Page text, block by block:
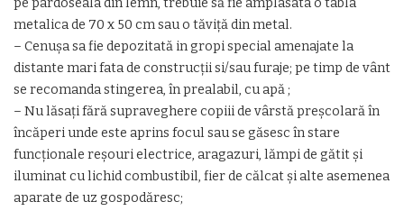
pe pardoseala din lemn, trebuie să fie amplasata o tabla
metalica de 70 x 50 cm sau o tăviţă din metal.
– Cenuşa sa fie depozitată in gropi special amenajate la
distante mari fata de construcţii si/sau furaje; pe timp de vânt
se recomanda stingerea, în prealabil, cu apă ;
– Nu lăsaţi fără supraveghere copiii de vârstă preşcolară în
încăperi unde este aprins focul sau se găsesc în stare
funcţionale reşouri electrice, aragazuri, lămpi de gătit şi
iluminat cu lichid combustibil, fier de călcat şi alte asemenea
aparate de uz gospodăresc;